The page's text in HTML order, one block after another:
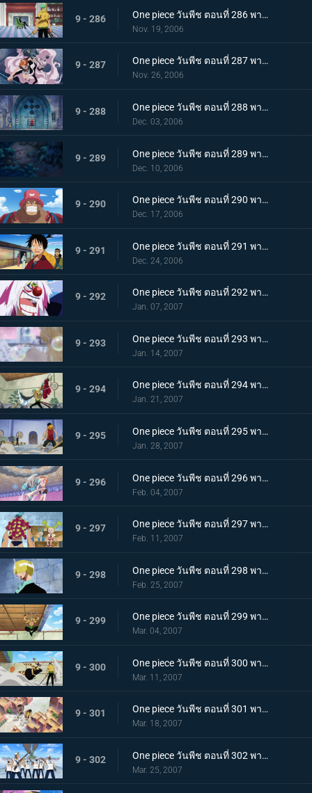
9 - 286 One piece วันพีช ตอนที่ 286 พากย์ไทย พลังของผลปีศาจ! คาคุกับจาบราแปลงร่างใหญ่
Nov. 19, 2006
9 - 287 One piece วันพีช ตอนที่ 287 พากย์ไทย ถึงตายก็ไม่ยอมเตะ! เส้นทางอัศวินของลูกผู้ชายซันจิ
Nov. 26, 2006
9 - 288 One piece วันพีช ตอนที่ 288 พากย์ไทย ฟุกุโร่คำนวณพลาด! โคล่าของฉันคือน้ำแห่งชีวิต
Dec. 03, 2006
9 - 289 One piece วันพีช ตอนที่ 289 พากย์ไทย โซโลคิดค้นท่าใหม่! ดาบนั้นมีชื่อว่า โซเงคิง?
Dec. 10, 2006
9 - 290 One piece วันพีช ตอนที่ 290 พากย์ไทย เสียการควบคุม! รัมเบิ้ลต้องห้ามของช็อปเปอร์
Dec. 17, 2006
9 - 291 One piece วันพีช ตอนที่ 291 พากย์ไทย การกลับมาของนายตรวจลูฟี่! ฝันหรือจริง ใบสลากอลเวง
Dec. 24, 2006
9 - 292 One piece วันพีช ตอนที่ 292 พากย์ไทย โมจิอลเวงที่ปราสาท! อุบายของจมูกแดง
Jan. 07, 2007
9 - 293 One piece วันพีช ตอนที่ 293 พากย์ไทย แคลิเฟอร์ผู้ใช้ฟอง! กับดักสบู่ที่คุกคามนามิ
Jan. 14, 2007
9 - 294 One piece วันพีช ตอนที่ 294 พากย์ไทย ความกลหนดังไปทั่ว! คำสั่งขอบัสเตอร์คอล!
Jan. 21, 2007
9 - 295 One piece วันพีช ตอนที่ 295 พากย์ไทย นามิมี 5 คน? การโต้กลับพร้อมภาพลวงตา!
Jan. 28, 2007
9 - 296 One piece วันพีช ตอนที่ 296 พากย์ไทย นามิตัดสินใจ! ยิงช็อปเปอร์ที่คลุ้มคลั่ง!
Feb. 04, 2007
9 - 297 One piece วันพีช ตอนที่ 297 พากย์ไทย นายพรานซันจิออกโรง? เพลงสวดศพแด่หมาป่าขี้ปด!
Feb. 11, 2007
9 - 298 One piece วันพีช ตอนที่ 298 พากย์ไทย ฝ่าเท้าเดือดระอุ! ลูกเตะฟูลคอร์สของซันจิ
Feb. 25, 2007
9 - 299 One piece วันพีช ตอนที่ 299 พากย์ไทย คมดาบโหมกระหน่ำ! โซโลปะทะคาคุ เดิมพันด้วยคมอาวุธ!
Mar. 04, 2007
9 - 300 One piece วันพีช ตอนที่ 300 พากย์ไทย เทพอสูรโซโล! ร่างแปลงอาชูร่าที่เผยใจนักสู้!
Mar. 11, 2007
9 - 301 One piece วันพีช ตอนที่ 301 พากย์ไทย สแปนดั้มตกตะลึง! วีรบุรุษรุกขึ้นที่หอตุลาการ
Mar. 18, 2007
9 - 302 One piece วันพีช ตอนที่ 302 พากย์ไทย ปลดปล่อยโรบิ้น! ศึกเดือด ลูฟี่ ปะทะ ลุจจิ
Mar. 25, 2007